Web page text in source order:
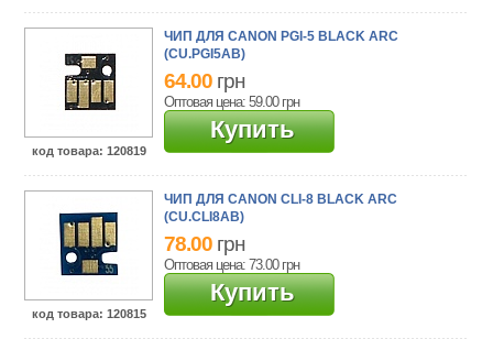
код товара: 120819
ЧИП ДЛЯ CANON PGI-5 BLACK ARC
(CU.PGI5AB)
64.00 грн
Оптовая цена: 59.00 грн
Купить
код товара: 120815
ЧИП ДЛЯ CANON CLI-8 BLACK ARC
(CU.CLI8AB)
78.00 грн
Оптовая цена: 73.00 грн
Купить